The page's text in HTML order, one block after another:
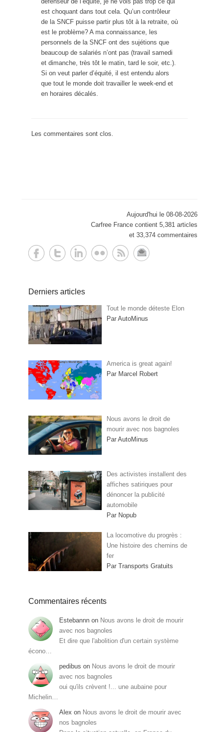
est choquant dans tout cela. Qu’un contrôleur
de la SNCF puisse partir plus tôt à la retraite, où
est le problème? A ma connaissance, les
personnels de la SNCF ont des sujétions que
beaucoup de salariés n’ont pas (travail samedi
et dimanche, très tôt le matin, tard le soir, etc.).
Si on veut parler d’équité, il est entendu alors
que tout le monde doit travailler le week-end et
en horaires décalés.
Les commentaires sont clos.
Aujourd'hui le 08-08-2026
Carfree France contient 5,381 articles
et 33,374 commentaires
Derniers articles
Tout le monde déteste Elon
Par AutoMinus
America is great again!
Par Marcel Robert
Nous avons le droit de
mourir avec nos bagnoles
Par AutoMinus
Des activistes installent des
affiches satiriques pour
dénoncer la publicité
automobile
Par Nopub
La locomotive du progrès :
Une histoire des chemins de
fer
Par Transports Gratuits
Commentaires récents
Estebannn on Nous avons le droit de mourir
avec nos bagnoles
Et dire que l'abolition d'un certain système
écono…
pedibus on Nous avons le droit de mourir
avec nos bagnoles
oui qu'ils crèvent !... une aubaine pour
Michelin…
Alex on Nous avons le droit de mourir avec
nos bagnoles